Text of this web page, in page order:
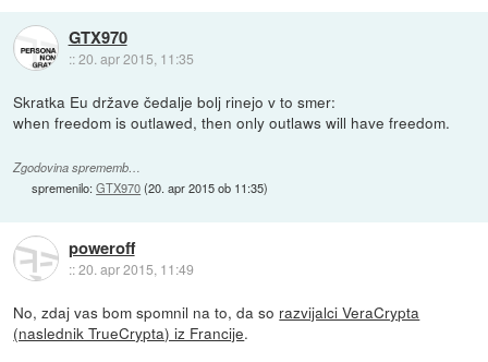
GTX970
::20. apr 2015, 11:35
Skratka Eu države čedalje bolj rinejo v to smer:
when freedom is outlawed, then only outlaws will have freedom.
Zgodovina sprememb…
spremenilo:GTX970(20. apr 2015 ob 11:35)
poweroff
::20. apr 2015, 11:49
No, zdaj vas bom spomnil na to, da so razvijalci VeraCrypta
(naslednik TrueCrypta) iz Francije.